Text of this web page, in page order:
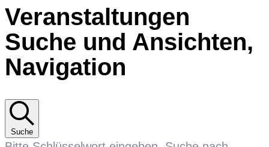
Veranstaltungen
Suche und Ansichten,
Navigation
Suche